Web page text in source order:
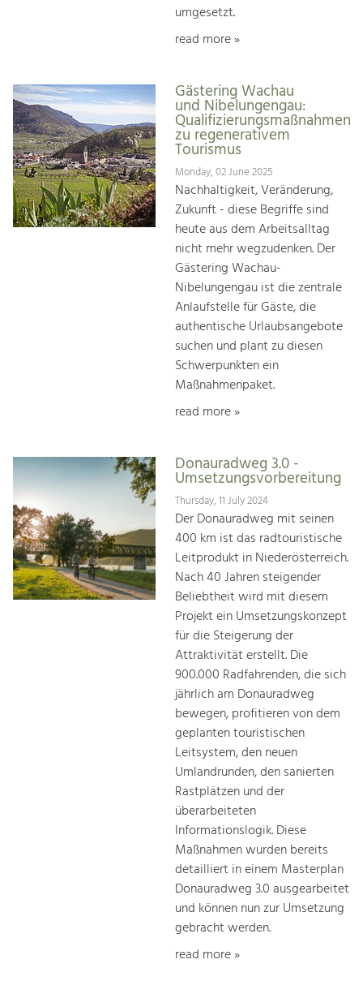
umgesetzt.
read more »
Gästering Wachau
und Nibelungengau:
Qualifizierungsmaßnahmen
zu regenerativem
Tourismus
Monday, 02 June 2025
Nachhaltigkeit, Veränderung,
Zukunft - diese Begriffe sind
heute aus dem Arbeitsalltag
nicht mehr wegzudenken. Der
Gästering Wachau-
Nibelungengau ist die zentrale
Anlaufstelle für Gäste, die
authentische Urlaubsangebote
suchen und plant zu diesen
Schwerpunkten ein
Maßnahmenpaket.
read more »
Donauradweg 3.0 -
Umsetzungsvorbereitung
Thursday, 11 July 2024
Der Donauradweg mit seinen
400 km ist das radtouristische
Leitprodukt in Niederösterreich.
Nach 40 Jahren steigender
Beliebtheit wird mit diesem
Projekt ein Umsetzungskonzept
für die Steigerung der
Attraktivität erstellt. Die
900.000 Radfahrenden, die sich
jährlich am Donauradweg
bewegen, profitieren von dem
geplanten touristischen
Leitsystem, den neuen
Umlandrunden, den sanierten
Rastplätzen und der
überarbeiteten
Informationslogik. Diese
Maßnahmen wurden bereits
detailliert in einem Masterplan
Donauradweg 3.0 ausgearbeitet
und können nun zur Umsetzung
gebracht werden.
read more »